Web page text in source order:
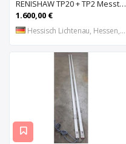
RENISHAW TP20 + TP2 Messtaster für Messmaschine, Messkopf, Probe Kit,
1.600,00 €
Hessisch Lichtenau, Hessen, DE